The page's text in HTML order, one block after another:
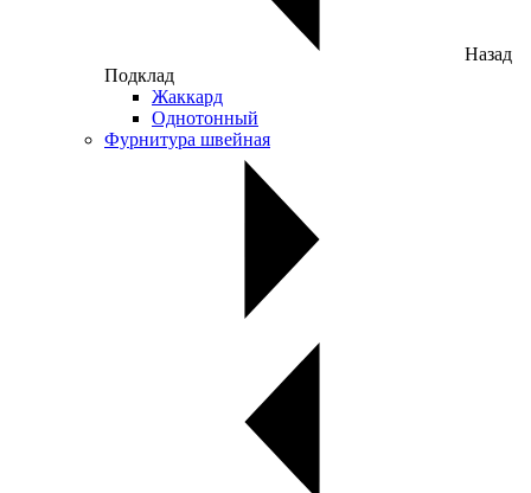
Назад
Подклад
Жаккард
Однотонный
Фурнитура швейная